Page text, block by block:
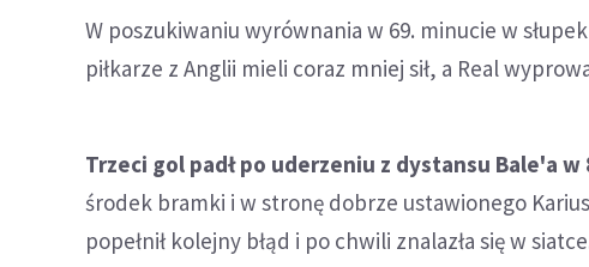
W poszukiwaniu wyrównania w 69. minucie w
piłkarze z Anglii mieli coraz mniej sił, a Real
Trzeci gol padł po uderzeniu z dystansu Bale'a w
środek bramki i w stronę dobrze ustawionego
popełnił kolejny błąd i po chwili znalazła się w